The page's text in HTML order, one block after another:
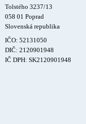
Tolstého 3237/13
058 01 Poprad
Slovenská republika
IČO: 52131050
DIČ: 2120901948
IČ DPH: SK2120901948